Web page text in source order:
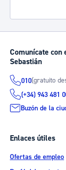
Comunícate con
Sebastián
010(gratuito
(+34) 943 481
Buzón de la
Enlaces útiles
Ofertas de empleo